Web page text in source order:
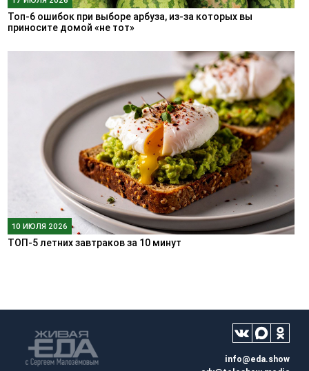
Топ-6 ошибок при выборе арбуза, из-за которых вы
приносите домой «не тот»
10 ИЮЛЯ 2026
ТОП-5 летних завтраков за 10 минут
info@eda.show